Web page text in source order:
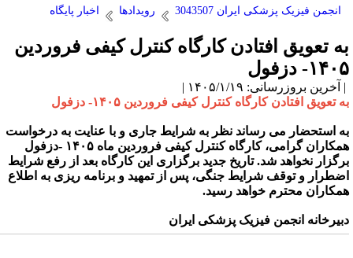
انجمن فیزیک پزشکی ایران 3043507 رویدادها اخبار پایگاه
تعویق افتادن کارگاه کنترل کیفی فروردین
دزفول
بروزرسانی: ۱۴۰۵/۱/۱۹ |
تعویق افتادن کارگاه کنترل کیفی فروردین ۱۴۰۵- دزفول
استحضار می رساند نظر به شرایط جاری و با عنایت به درخواست
همکاران گرامی، کارگاه کنترل کیفی فروردین ماه ۱۴۰۵ -دزفول
نخواهد شد. تاریخ جدید برگزاری این کارگاه بعد از رفع شرایط
و توقف شرایط جنگی، پس از تمهید و برنامه ریزی به اطلاع
محترم خواهد رسید.
انجمن فیزیک پزشکی ایران